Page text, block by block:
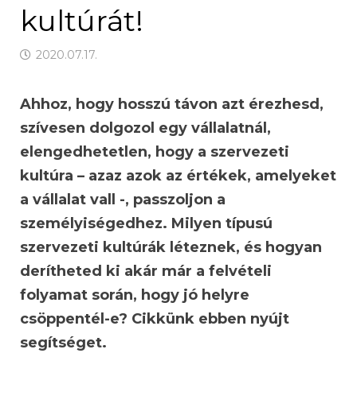
kultúrát!
2020.07.17.
Ahhoz, hogy hosszú távon azt érezhesd,
szívesen dolgozol egy vállalatnál,
elengedhetetlen, hogy a szervezeti
kultúra – azaz azok az értékek, amelyeket
a vállalat vall -, passzoljon a
személyiségedhez. Milyen típusú
szervezeti kultúrák léteznek, és hogyan
derítheted ki akár már a felvételi
folyamat során, hogy jó helyre
csöppentél-e? Cikkünk ebben nyújt
segítséget.